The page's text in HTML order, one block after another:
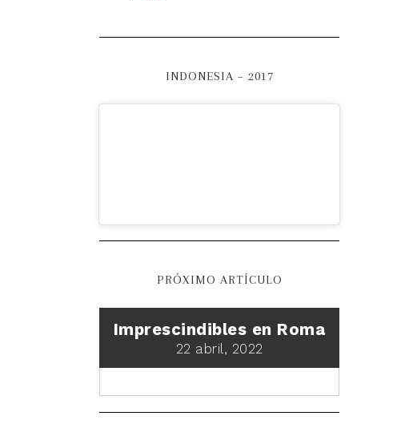
INDONESIA – 2017
PRÓXIMO ARTÍCULO
Imprescindibles en Roma
22 abril, 2022